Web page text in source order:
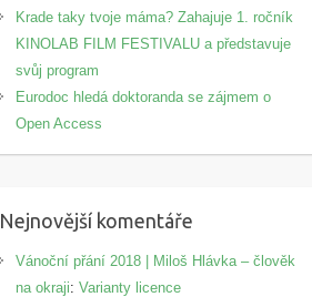
Krade taky tvoje máma? Zahajuje 1. ročník
KINOLAB FILM FESTIVALU a představuje
svůj program
Eurodoc hledá doktoranda se zájmem o
Open Access
Nejnovější komentáře
Vánoční přání 2018 | Miloš Hlávka – člověk
na okraji: Varianty licence